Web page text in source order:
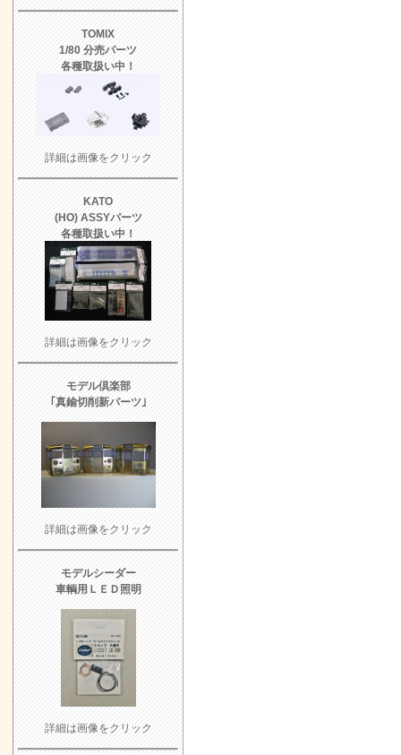
TOMIX
1/80 分売パーツ
各種取扱い中！
詳細は画像をクリック
KATO
(HO) ASSYパーツ
各種取扱い中！
詳細は画像をクリック
モデル倶楽部
｢真鍮切削新パーツ｣
詳細は画像をクリック
モデルシーダー
車輌用ＬＥＤ照明
詳細は画像をクリック